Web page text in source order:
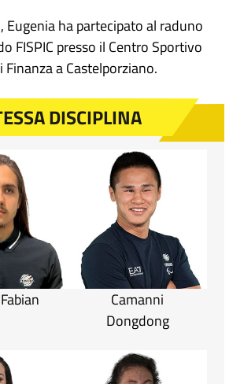
Eugenia ha partecipato al raduno
FISPIC presso il Centro Sportivo
Finanza a Castelporziano.
DISCIPLINA
Camanni
Dongdong